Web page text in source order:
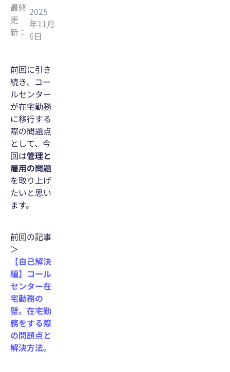
最終
更
新：
2025
年11月
6日
前回に引き
続き、コー
ルセンター
が在宅勤務
に移行する
際の問題点
として、今
回は管理と
雇用の問題
を取り上げ
たいと思い
ます。
前回の記事
＞
【自己解決
編】コール
センター在
宅勤務の
壁。在宅勤
務をする際
の問題点と
解決方法。